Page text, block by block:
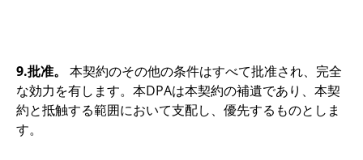
9.批准。 本契約のその他の条件はすべて批准され、完全
な効力を有します。本DPAは本契約の補遺であり、本契
約と抵触する範囲において支配し、優先するものとしま
す。